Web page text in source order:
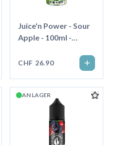
Juice'n Power - Sour
Apple - 100ml -
CHF 26.90
AN LAGER